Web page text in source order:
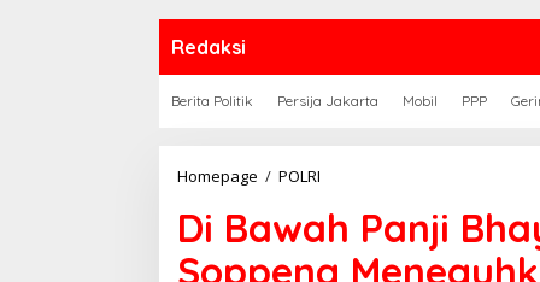
Redaksi
Berita Politik Persija Jakarta Mobil PPP
Homepage / POLRI
Panji
Bhayangkara
ke-
Di Bawah Panji
Soppeng